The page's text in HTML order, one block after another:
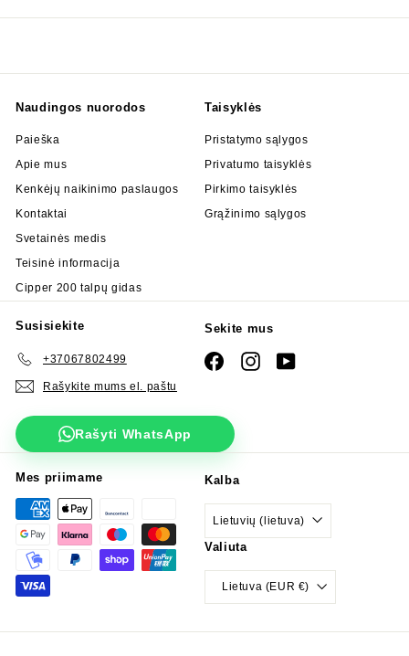
pašto
Naudingos nuorodos
Paieška
Apie mus
Kenkėjų naikinimo paslaugos
Kontaktai
Svetainės medis
Teisinė informacija
Cipper 200 talpų gidas
Taisyklės
Pristatymo sąlygos
Privatumo taisyklės
Pirkimo taisyklės
Grąžinimo sąlygos
Susisiekite
+37067802499
Rašykite mums el. paštu
Sekite mus
FacebookInstagram
Rašyti WhatsApp
Mes priimame Kalba
Lietuvių (lietuva)
Valiuta
Lietuva (EUR €)